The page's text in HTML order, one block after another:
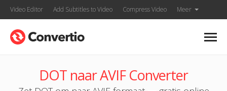
Video Editor Add Subtitles to Video Compress Video Meer
DOT naar AVIF Converter